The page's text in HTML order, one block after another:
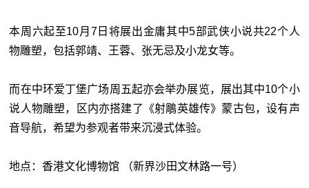
本周六起至10月7日将展出金庸其中5部武侠小说共22个人
物雕塑，包括郭靖、王蓉、张无忌及小龙女等。
而在中环爱丁堡广场周五起亦会举办展览，展出其中10个小
说人物雕塑，区内亦搭建了《射鵰英雄传》蒙古包，设有声
音导航，希望为参观者带来沉浸式体验。
地点：香港文化博物馆 （新界沙田文林路一号）